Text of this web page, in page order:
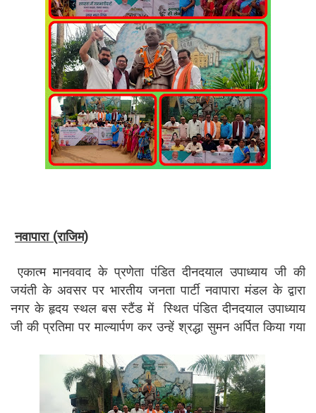
नवापारा (राजिम)
एकात्म मानववाद के प्रणेता पंडित दीनदयाल उपाध्याय जी की
जयंती के अवसर पर भारतीय जनता पार्टी नवापारा मंडल के द्वारा
नगर के हृदय स्थल बस स्टैंड में स्थित पंडित दीनदयाल उपाध्याय
जी की प्रतिमा पर माल्यार्पण कर उन्हें श्रद्धा सुमन अर्पित किया गया